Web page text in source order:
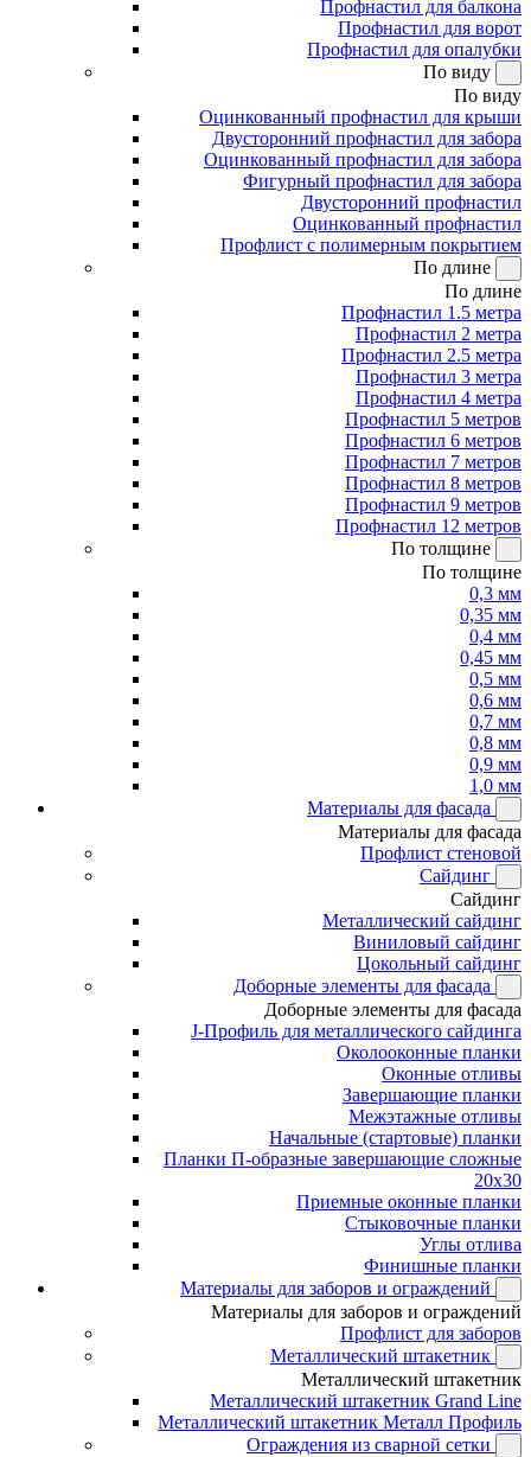
Профнастил для балкона
Профнастил для ворот
Профнастил для опалубки
По виду
По виду
Оцинкованный профнастил для крыши
Двусторонний профнастил для забора
Оцинкованный профнастил для забора
Фигурный профнастил для забора
Двусторонний профнастил
Оцинкованный профнастил
Профлист с полимерным покрытием
По длине
По длине
Профнастил 1.5 метра
Профнастил 2 метра
Профнастил 2.5 метра
Профнастил 3 метра
Профнастил 4 метра
Профнастил 5 метров
Профнастил 6 метров
Профнастил 7 метров
Профнастил 8 метров
Профнастил 9 метров
Профнастил 12 метров
По толщине
По толщине
0,3 мм
0,35 мм
0,4 мм
0,45 мм
0,5 мм
0,6 мм
0,7 мм
0,8 мм
0,9 мм
1,0 мм
Материалы для фасада
Материалы для фасада
Профлист стеновой
Сайдинг
Сайдинг
Металлический сайдинг
Виниловый сайдинг
Цокольный сайдинг
Доборные элементы для фасада
Доборные элементы для фасада
J-Профиль для металлического сайдинга
Околооконные планки
Оконные отливы
Завершающие планки
Межэтажные отливы
Начальные (стартовые) планки
Планки П-образные завершающие сложные
20x30
Приемные оконные планки
Стыковочные планки
Углы отлива
Финишные планки
Материалы для заборов и ограждений
Материалы для заборов и ограждений
Профлист для заборов
Металлический штакетник
Металлический штакетник
Металлический штакетник Grand Line
Металлический штакетник Металл Профиль
Ограждения из сварной сетки